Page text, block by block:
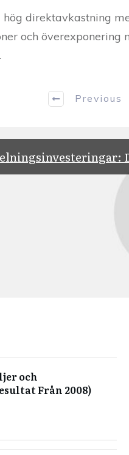
direktavkastning
och
Previous
och
Från 2008)